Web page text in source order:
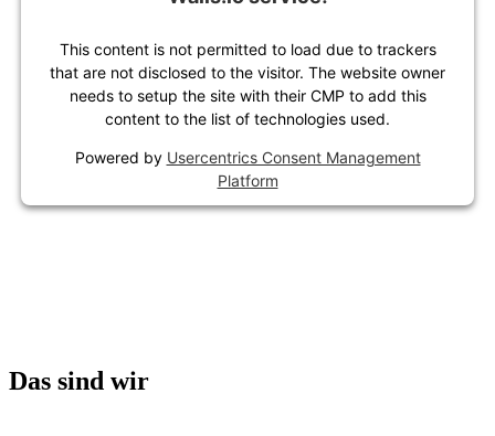
This content is not permitted to load due to trackers
that are not disclosed to the visitor. The website owner
needs to setup the site with their CMP to add this
content to the list of technologies used.
Powered by Usercentrics Consent Management
Platform
Das sind wir